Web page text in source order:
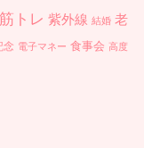
筋トレ 紫外線 結婚 老
念 電子マネー 食事会 高度